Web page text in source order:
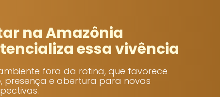
na Amazônia
essa vivência
fora da rotina, que favorece
presença e abertura para novas